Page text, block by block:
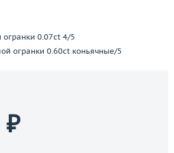
огранки 0.07ct 4/5
огранки 0.60ct коньячные/5
₽